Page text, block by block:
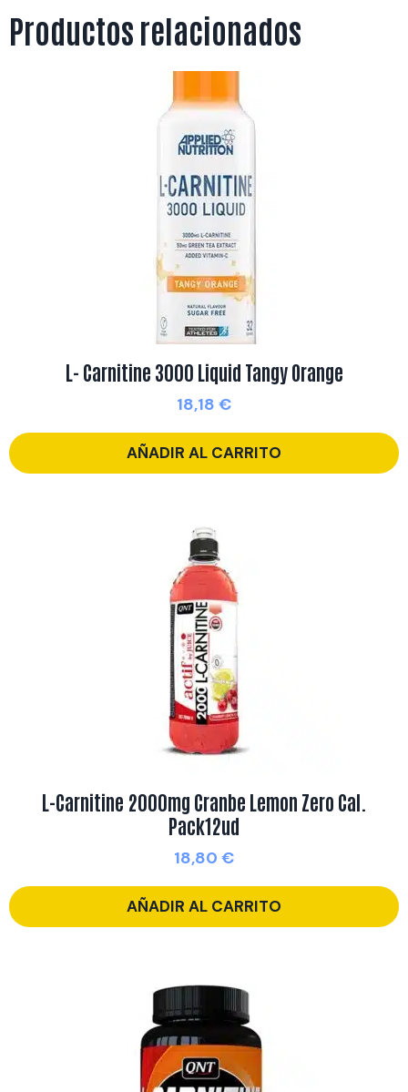
Productos relacionados
L- Carnitine 3000 Liquid Tangy Orange
18,18 €
AÑADIR AL CARRITO
L-Carnitine 2000mg Cranbe Lemon Zero Cal.
Pack12ud
18,80 €
AÑADIR AL CARRITO